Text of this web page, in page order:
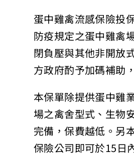
蛋中雞禽流感保險投
防疫規定之蛋中雞禽
閉負壓與其他非開放
方政府酌予加碼補助
本保單除提供蛋中雞
場之禽舍型式、生物
完備，保費越低。另
保險公司即可於15日